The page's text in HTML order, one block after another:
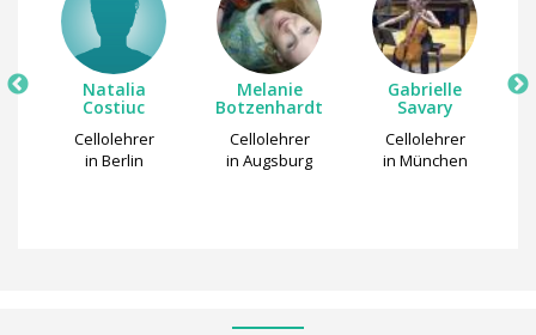
Natalia
Costiuc
Cellolehrer
in Berlin
Melanie
Botzenhardt
Cellolehrer
in Augsburg
Gabrielle
Savary
Cellolehrer
in München